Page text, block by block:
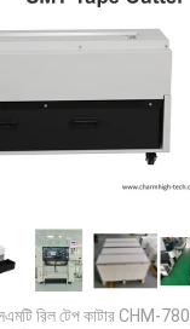
রিল টেপ কাটার CHM-780